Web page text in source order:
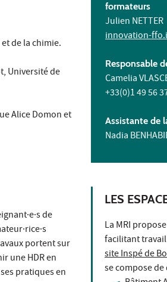
de la chimie.
Université de
Alice Domon et
de
portent sur
une HDR en
pratiques en
formateurs
Julien NETTER
innovation-
Responsable
Camelia
+33(0)1 49 56
Assistante de
Nadia
LES
La MRI
facilitant
site Inspé de
se compose